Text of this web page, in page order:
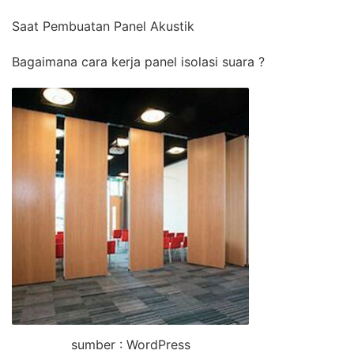
Saat Pembuatan Panel Akustik
Bagaimana cara kerja panel isolasi suara ?
sumber : WordPress